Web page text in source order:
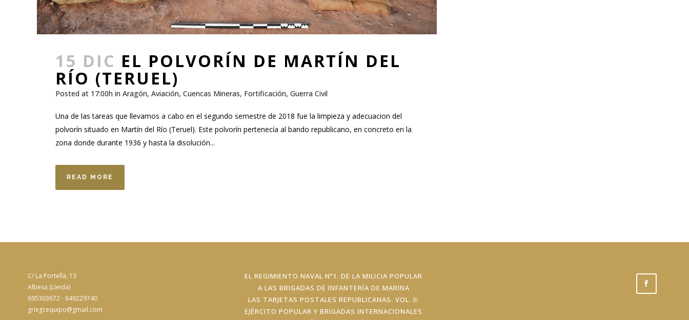
15 DIC EL POLVORÍN DE MARTÍN DEL
RÍO (TERUEL)
Posted at 17:00h in Aragón, Aviación, Cuencas Mineras, Fortificación, Guerra Civil
Una de las tareas que llevamos a cabo en el segundo semestre de 2018 fue la limpieza y adecuacion del
polvorín situado en Martín del Río (Teruel). Este polvorín pertenecía al bando republicano, en concreto en la
zona donde durante 1936 y hasta la disolución...
READ MORE
C/ La Portella, 13
Albesa (Lleida)
695303672 - 649229740
griegcequipo@gmail.com
EL REGIMIENTO NAVAL Nº1. DE LA MILICIA POPULAR
A LAS BRIGADAS DE INFANTERÍA DE MARINA
LAS TARJETAS POSTALES REPUBLICANAS. VOL. II:
EJÉRCITO POPULAR Y BRIGADAS INTERNACIONALES